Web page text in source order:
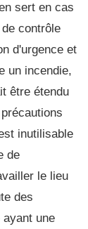
sert en cas
contrôle
d'urgence et
un incendie,
être étendu
inutilisable
de
le lieu
des
une